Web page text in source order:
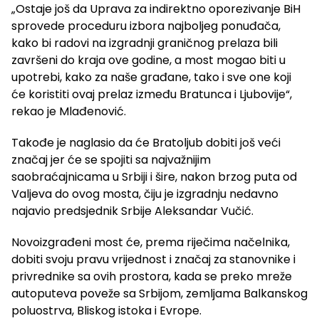
„Ostaje još da Uprava za indirektno oporezivanje BiH
sprovede proceduru izbora najboljeg ponuđača,
kako bi radovi na izgradnji graničnog prelaza bili
završeni do kraja ove godine, a most mogao biti u
upotrebi, kako za naše građane, tako i sve one koji
će koristiti ovaj prelaz između Bratunca i Ljubovije“,
rekao je Mlađenović.
Takođe je naglasio da će Bratoljub dobiti još veći
značaj jer će se spojiti sa najvažnijim
saobraćajnicama u Srbiji i šire, nakon brzog puta od
Valjeva do ovog mosta, čiju je izgradnju nedavno
najavio predsjednik Srbije Aleksandar Vučić.
Novoizgrađeni most će, prema riječima načelnika,
dobiti svoju pravu vrijednost i značaj za stanovnike i
privrednike sa ovih prostora, kada se preko mreže
autoputeva poveže sa Srbijom, zemljama Balkanskog
poluostrva, Bliskog istoka i Evrope.